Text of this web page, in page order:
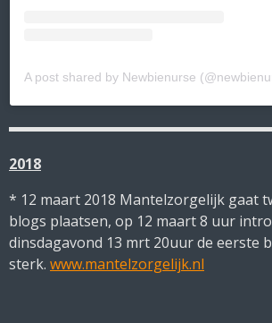
A post shared by Newbienurse
2018
* 12 maart 2018 Mantelzorgelijk gaat
blogs plaatsen, op 12 maart 8 uur
dinsdagavond 13 mrt 20uur de eerste
sterk. www.mantelzorgelijk.nl